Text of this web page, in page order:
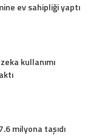
ev sahipliği yaptı
kullanımı
milyona taşıdı